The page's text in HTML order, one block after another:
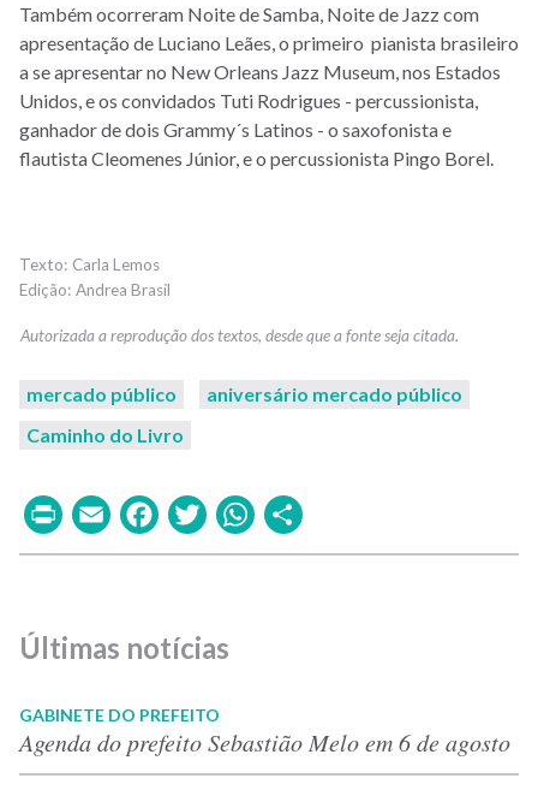
Também ocorreram Noite de Samba, Noite de Jazz com
apresentação de Luciano Leães, o primeiro pianista brasileiro
a se apresentar no New Orleans Jazz Museum, nos Estados
Unidos, e os convidados Tuti Rodrigues - percussionista,
ganhador de dois Grammy´s Latinos - o saxofonista e
flautista Cleomenes Júnior, e o percussionista Pingo Borel.
Carla Lemos
Andrea Brasil
mercado público
aniversário mercado público
Caminho do Livro
PrintEmailFacebook
TwitterWhatsApp
Últimas notícias
GABINETE DO PREFEITO
Agenda do prefeito Sebastião Melo em 6 de agosto